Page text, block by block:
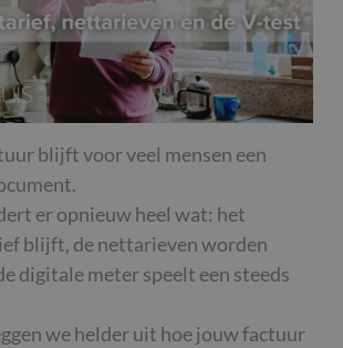
blijft voor veel mensen een
er opnieuw heel wat: het
blijft, de nettarieven worden
digitale meter speelt een steeds
we helder uit hoe jouw factuur